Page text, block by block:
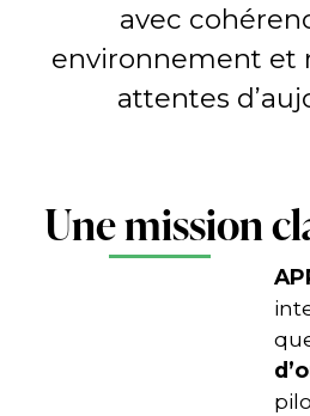
avec
environnement et
attentes
Une mission